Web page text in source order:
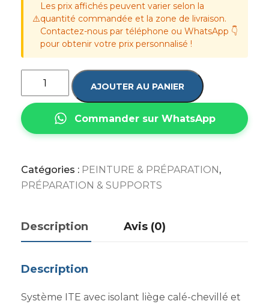
⚠️
Les prix affichés peuvent varier selon la
quantité commandée et la zone de livraison.
Contactez-nous par téléphone ou WhatsApp 👇
pour obtenir votre prix personnalisé !
AJOUTER AU PANIER
Commander sur WhatsApp
Catégories : PEINTURE & PRÉPARATION ,
PRÉPARATION & SUPPORTS
Description Avis (0)
Description
Système ITE avec isolant liège calé-chevillé et